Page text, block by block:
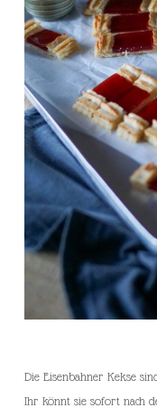
Die Eisenbahner Kekse
Ihr könnt sie sofort nach